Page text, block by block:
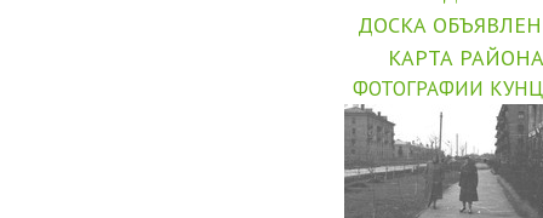
ДОСКА
КАРТА РАЙОНА
ФОТОГРАФИИ